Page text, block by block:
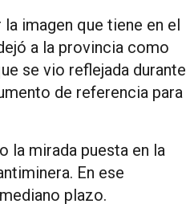
imagen que tiene en el
a la provincia como
se vio reflejada durante
de referencia para
la mirada puesta en la
En ese
plazo.